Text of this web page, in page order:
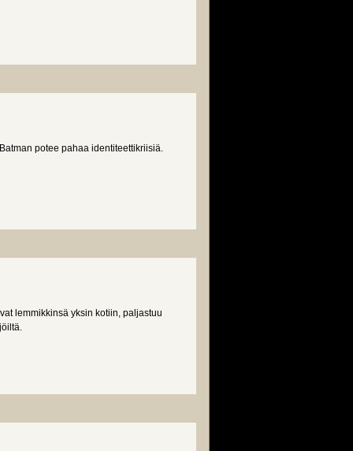
potee pahaa identiteettikriisiä.
lemmikkinsä yksin kotiin, paljastuu